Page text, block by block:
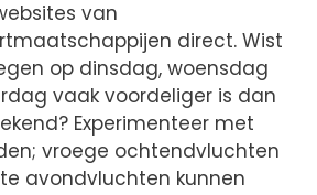
van
direct. Wist
op dinsdag, woensdag
vaak voordeliger is dan
Experimenteer met
vroege ochtendvluchten
avondvluchten kunnen